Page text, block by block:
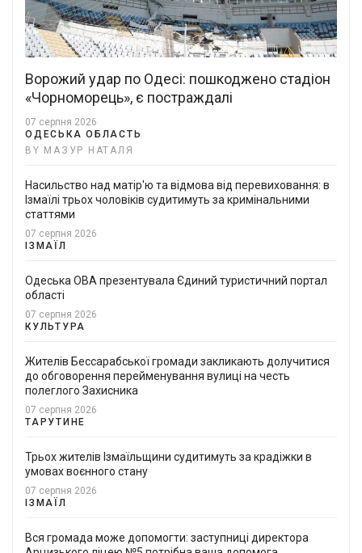
Ворожий удар по Одесі: пошкоджено стадіон
«Чорноморець», є постраждалі
07 серпня 2026
ОДЕСЬКА ОБЛАСТЬ
BY МАЗУР НАТАЛЯ
Насильство над матір'ю та відмова від перевиховання: в
Ізмаїлі трьох чоловіків судитимуть за кримінальними
статтями
07 серпня 2026
ІЗМАЇЛ
Одеська ОВА презентувала Єдиний туристичний портал
області
07 серпня 2026
КУЛЬТУРА
Жителів Бессарабської громади закликають долучитися
до обговорення перейменування вулиці на честь
полеглого Захисника
07 серпня 2026
ТАРУТИНЕ
Трьох жителів Ізмаїльщини судитимуть за крадіжки в
умовах воєнного стану
07 серпня 2026
ІЗМАЇЛ
Вся громада може допомогти: заступниці директора